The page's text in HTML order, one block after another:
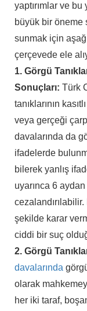
yaptırımlar ve
büyük bir öneme
sunmak için
çerçevede ele
1. Görgü
Sonuçları: Türk
tanıklarının
veya gerçeği
davalarında da
ifadelerde
bilerek yanlış
uyarınca 6
şekilde karar
ciddi bir suç
2. Görgü
davalarında
olarak
her iki taraf,